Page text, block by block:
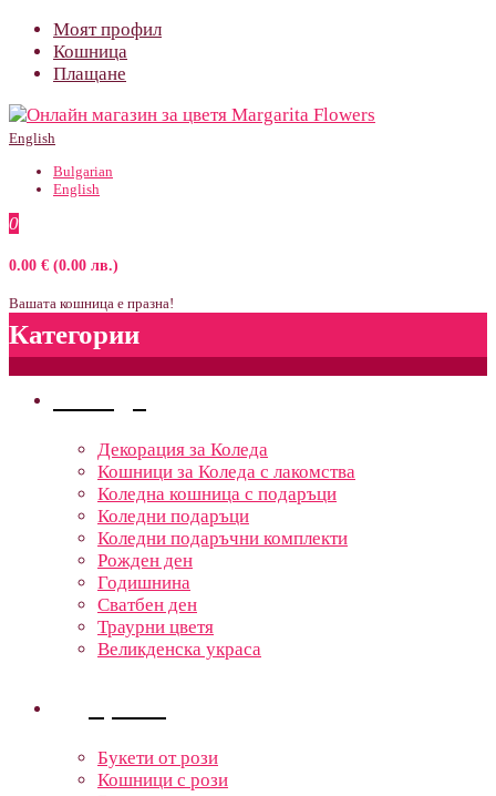
Моят профил
Кошница
Плащане
English
Bulgarian
English
0
0.00 € (0.00 лв.)
Вашата кошница е празна!
Категории
Декорация за Коледа
Кошници за Коледа с лакомства
Коледна кошница с подаръци
Коледни подаръци
Коледни подаръчни комплекти
Рожден ден
Годишнина
Сватбен ден
Траурни цветя
Великденска украса
Букети от рози
Кошници с рози